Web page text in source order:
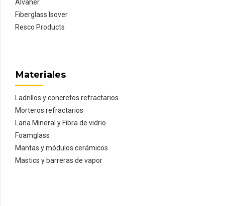
Alvaher
Fiberglass Isover
Resco Products
Materiales
Ladrillos y concretos refractarios
Morteros refractarios
Lana Mineral y Fibra de vidrio
Foamglass
Mantas y módulos cerámicos
Mastics y barreras de vapor